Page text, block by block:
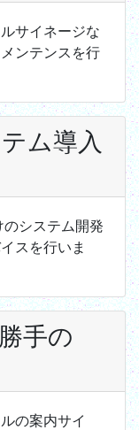
ルサイネージな
ンテンスを行
ム導入
システム開発
スを行いま
手の
の案内サイ